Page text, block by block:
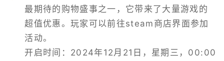
最期待的购物盛事之一，它带来了大量游戏的
超值优惠。玩家可以前往steam商店界面参加
活动。
开启时间：2024年12月21日，星期三，00:00